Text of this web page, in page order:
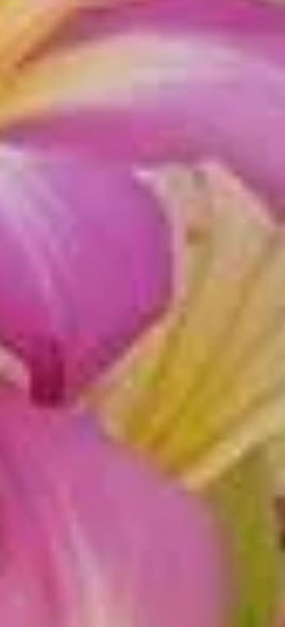
sain et vigoureux, il est
jouent un rôle clé dans le
les utiliser à bon escient.